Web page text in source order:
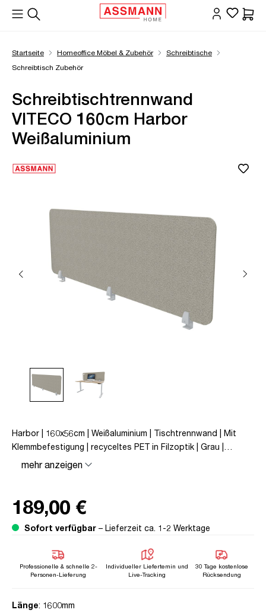
springen
Startseite Homeoffice Möbel & Zubehör
Schreibtische
Schreibtisch Zubehör
Schreibtischtrennwand
VITECO 160cm Harbor
Weißaluminium
Harbor | 160x56cm | Weißaluminium | Tischtrennwand | Mit
Klemmbefestigung | recyceltes PET in Filzoptik | Grau |
unmontiert | Viteco
mehr anzeigen
189,00 €
Sofort verfügbar – Lieferzeit ca. 1-2 Werktage
Professionelle & schnelle 2-
Personen-Lieferung
Individueller Liefertemin und
Live-Tracking
30 Tage kostenlose
Rücksendung
Längeauswählen
: 1600mm